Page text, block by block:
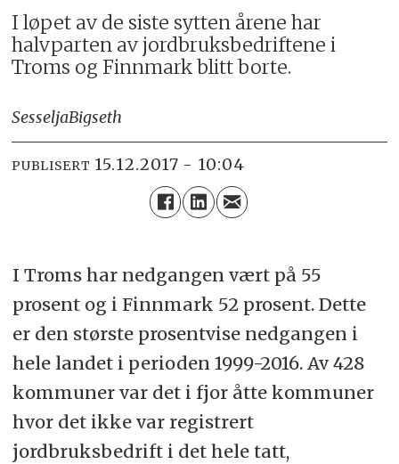
I løpet av de siste sytten årene har
halvparten av jordbruksbedriftene i
Troms og Finnmark blitt borte.
SesseljaBigseth
PUBLISERT 15.12.2017 - 10:04
I Troms har nedgangen vært på 55
prosent og i Finnmark 52 prosent. Dette
er den største prosentvise nedgangen i
hele landet i perioden 1999-2016. Av 428
kommuner var det i fjor åtte kommuner
hvor det ikke var registrert
jordbruksbedrift i det hele tatt,